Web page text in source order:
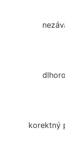
korektný